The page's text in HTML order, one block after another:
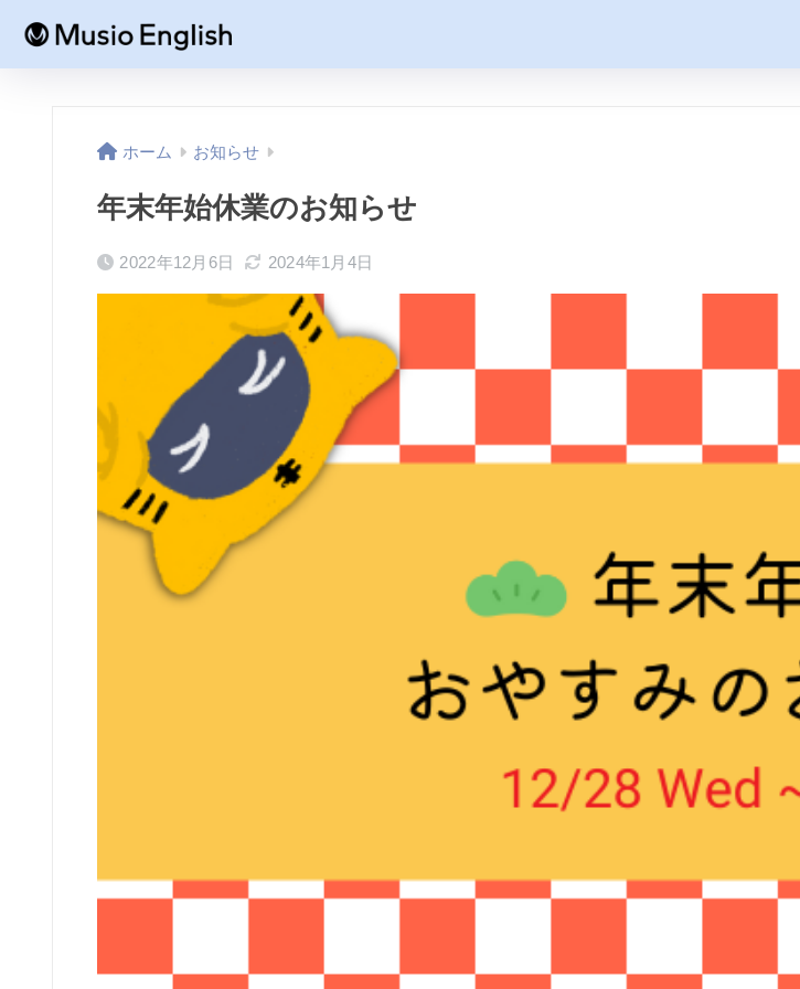
ホーム お知らせ
年末年始休業のお知らせ
2022年12月6日 2024年1月4日